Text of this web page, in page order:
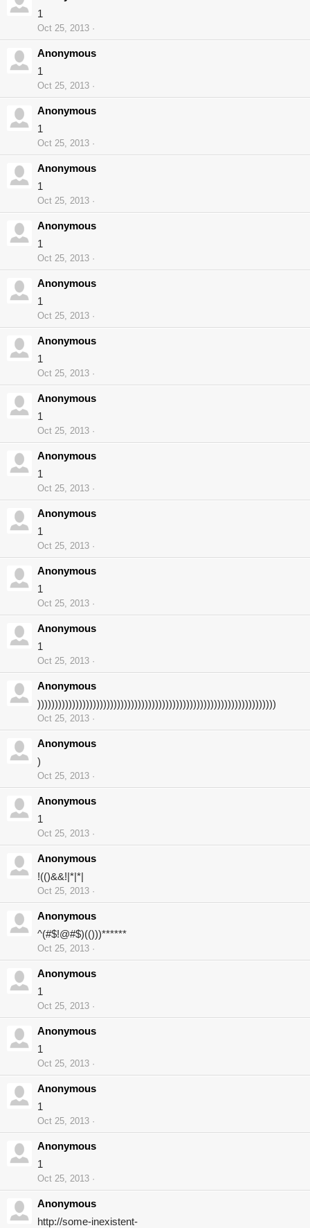
1
Oct 25, 2013
Anonymous
1
Oct 25, 2013
Anonymous
1
Oct 25, 2013
Anonymous
1
Oct 25, 2013
Anonymous
1
Oct 25, 2013
Anonymous
1
Oct 25, 2013
Anonymous
1
Oct 25, 2013
Anonymous
1
Oct 25, 2013
Anonymous
1
Oct 25, 2013
Anonymous
1
Oct 25, 2013
Anonymous
1
Oct 25, 2013
Anonymous
1
Oct 25, 2013
Anonymous
)))))))))))))))))))))))))))))))))))))))))))))))))))))))))))))))))))))
Oct 25, 2013
Anonymous
)
Oct 25, 2013
Anonymous
1
Oct 25, 2013
Anonymous
!(()&&!|*|*|
Oct 25, 2013
Anonymous
^(#$!@#$)(()))******
Oct 25, 2013
Anonymous
1
Oct 25, 2013
Anonymous
1
Oct 25, 2013
Anonymous
1
Oct 25, 2013
Anonymous
1
Oct 25, 2013
Anonymous
http://some-inexistent-